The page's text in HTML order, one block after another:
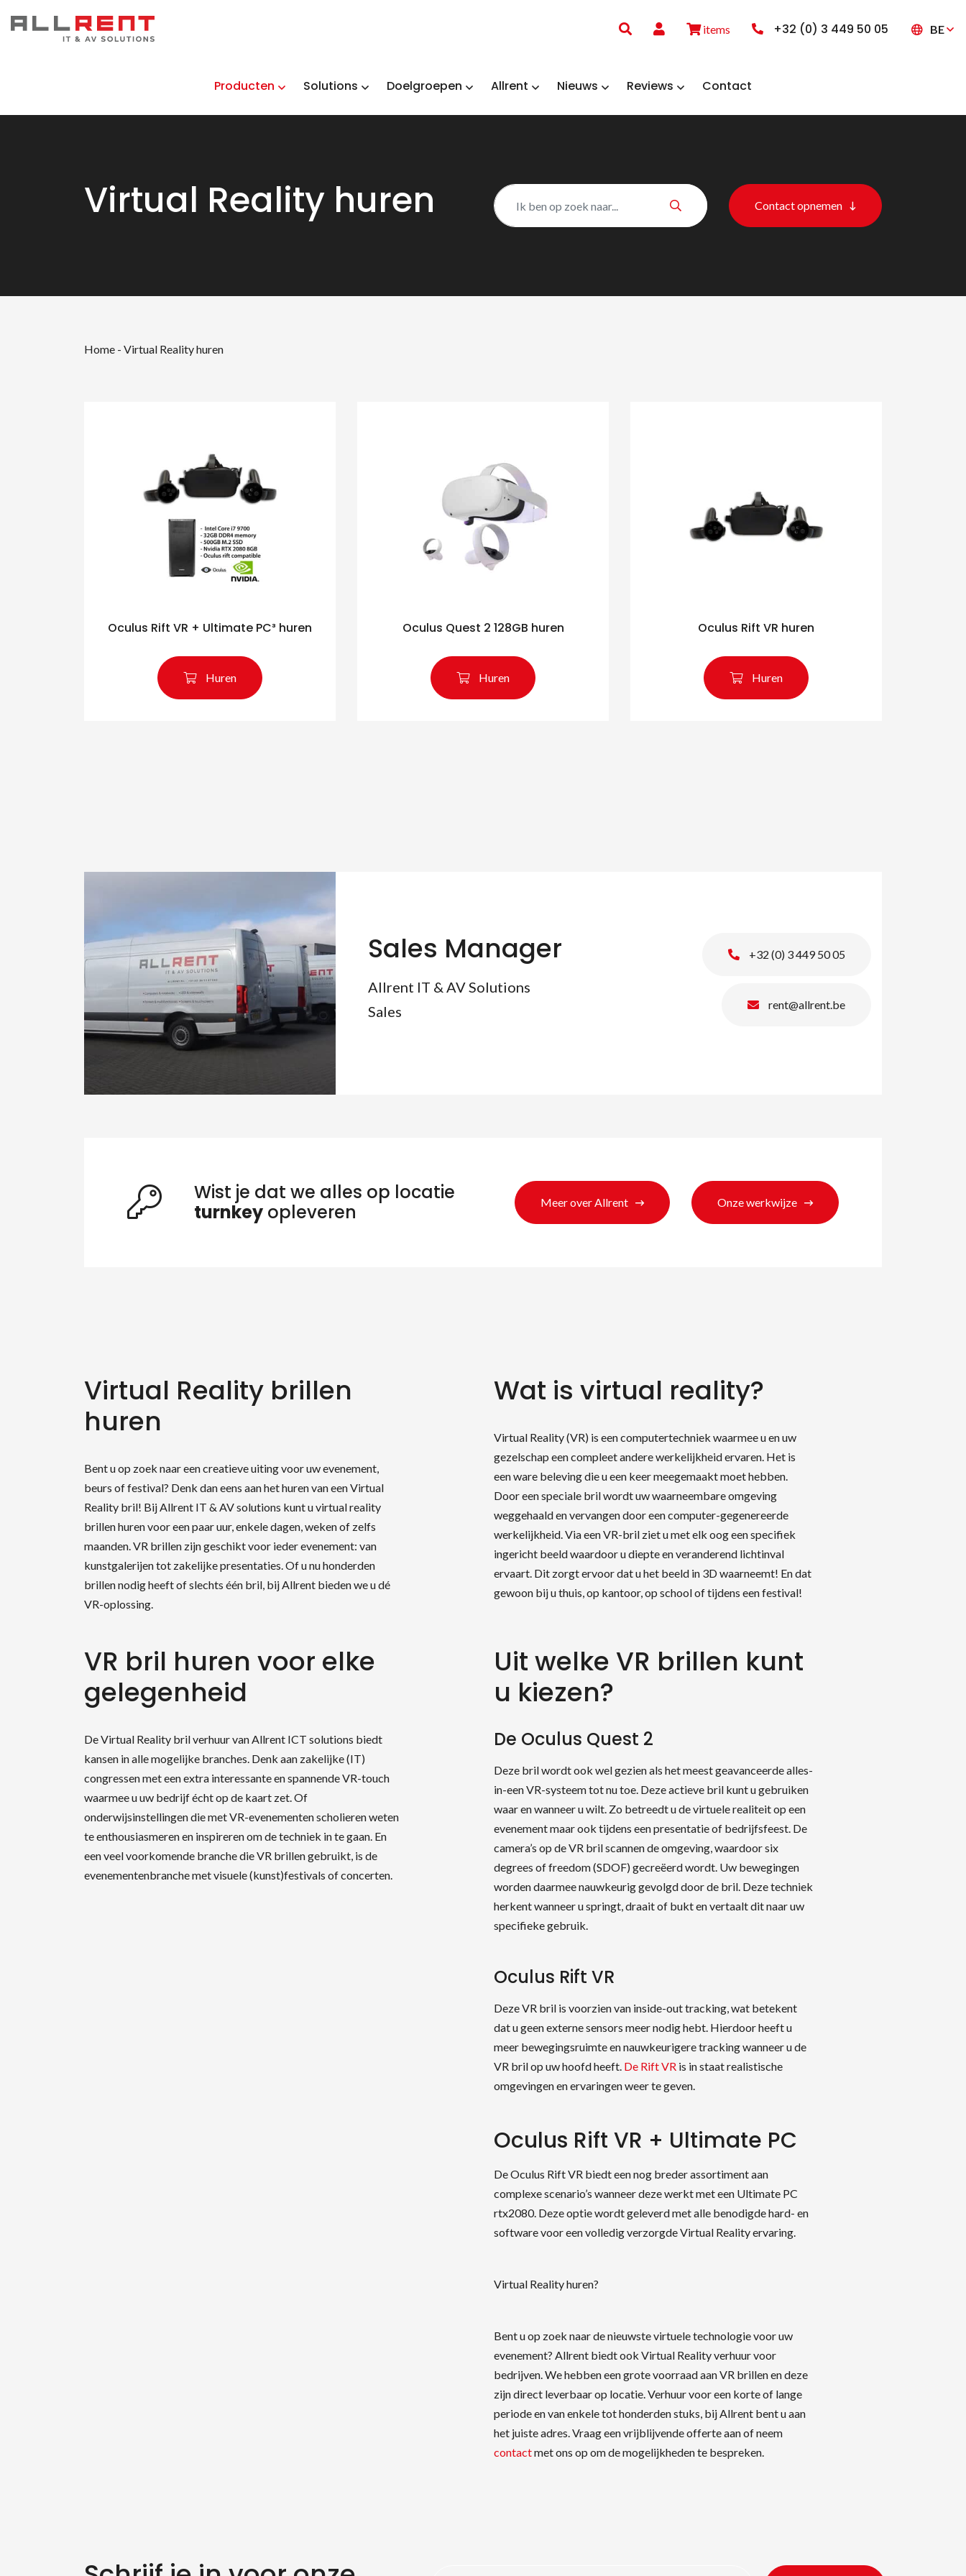
items +32 (0) 3 449 50 05 BE
Producten Solutions Doelgroepen Allrent Nieuws Reviews Contact
Virtual Reality huren Contact opnemen
Home - Virtual Reality huren
Oculus Rift VR + Ultimate PC³ huren
Huren
Oculus Quest 2 128GB huren
Huren
Oculus Rift VR huren
Huren
Sales Manager
Allrent IT & AV Solutions
Sales
+32 (0) 3 449 50 05
rent@allrent.be
Wist je dat we alles op locatie
turnkey opleveren Meer over Allrent Onze werkwijze
Virtual Reality brillen
huren
Bent u op zoek naar een creatieve uiting voor uw evenement,
beurs of festival? Denk dan eens aan het huren van een Virtual
Reality bril! Bij Allrent IT & AV solutions kunt u virtual reality
brillen huren voor een paar uur, enkele dagen, weken of zelfs
maanden. VR brillen zijn geschikt voor ieder evenement: van
kunstgalerijen tot zakelijke presentaties. Of u nu honderden
brillen nodig heeft of slechts één bril, bij Allrent bieden we u dé
VR-oplossing.
Wat is virtual reality?
Virtual Reality (VR) is een computertechniek waarmee u en uw
gezelschap een compleet andere werkelijkheid ervaren. Het is
een ware beleving die u een keer meegemaakt moet hebben.
Door een speciale bril wordt uw waarneembare omgeving
weggehaald en vervangen door een computer-gegenereerde
werkelijkheid. Via een VR-bril ziet u met elk oog een specifiek
ingericht beeld waardoor u diepte en veranderend lichtinval
ervaart. Dit zorgt ervoor dat u het beeld in 3D waarneemt! En dat
gewoon bij u thuis, op kantoor, op school of tijdens een festival!
VR bril huren voor elke
gelegenheid
De Virtual Reality bril verhuur van Allrent ICT solutions biedt
kansen in alle mogelijke branches. Denk aan zakelijke (IT)
congressen met een extra interessante en spannende VR-touch
waarmee u uw bedrijf écht op de kaart zet. Of
onderwijsinstellingen die met VR-evenementen scholieren weten
te enthousiasmeren en inspireren om de techniek in te gaan. En
een veel voorkomende branche die VR brillen gebruikt, is de
evenementenbranche met visuele (kunst)festivals of concerten.
Uit welke VR brillen kunt
u kiezen?
De Oculus Quest 2
Deze bril wordt ook wel gezien als het meest geavanceerde alles-
in-een VR-systeem tot nu toe. Deze actieve bril kunt u gebruiken
waar en wanneer u wilt. Zo betreedt u de virtuele realiteit op een
evenement maar ook tijdens een presentatie of bedrijfsfeest. De
camera’s op de VR bril scannen de omgeving, waardoor six
degrees of freedom (SDOF) gecreëerd wordt. Uw bewegingen
worden daarmee nauwkeurig gevolgd door de bril. Deze techniek
herkent wanneer u springt, draait of bukt en vertaalt dit naar uw
specifieke gebruik.
Oculus Rift VR
Deze VR bril is voorzien van inside-out tracking, wat betekent
dat u geen externe sensors meer nodig hebt. Hierdoor heeft u
meer bewegingsruimte en nauwkeurigere tracking wanneer u de
VR bril op uw hoofd heeft. De Rift VR is in staat realistische
omgevingen en ervaringen weer te geven.
Oculus Rift VR + Ultimate PC
De Oculus Rift VR biedt een nog breder assortiment aan
complexe scenario’s wanneer deze werkt met een Ultimate PC
rtx2080. Deze optie wordt geleverd met alle benodigde hard- en
software voor een volledig verzorgde Virtual Reality ervaring.
Virtual Reality huren?
Bent u op zoek naar de nieuwste virtuele technologie voor uw
evenement? Allrent biedt ook Virtual Reality verhuur voor
bedrijven. We hebben een grote voorraad aan VR brillen en deze
zijn direct leverbaar op locatie. Verhuur voor een korte of lange
periode en van enkele tot honderden stuks, bij Allrent bent u aan
het juiste adres. Vraag een vrijblijvende offerte aan of neem
contactmet ons op om de mogelijkheden te bespreken.
Zoeken naar producten